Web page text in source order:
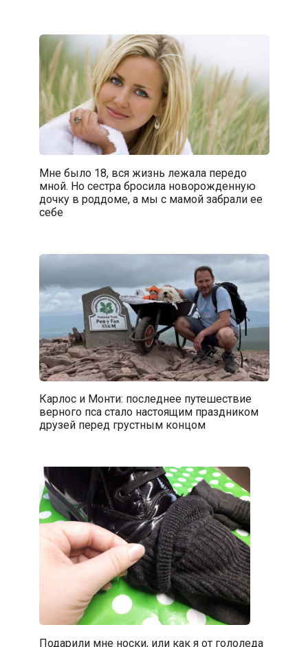
Мне было 18, вся жизнь лежала передо
мной. Но сестра бросила новорожденную
дочку в роддоме, а мы с мамой забрали ее
себе
Карлос и Монти: последнее путешествие
верного пса стало настоящим праздником
друзей перед грустным концом
Подарили мне носки, или как я от гололеда